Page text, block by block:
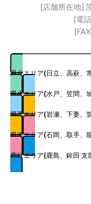
[店舗所在地]
[電
県北エリア(日立、高萩、
県央エリア(水戸、笠間、
県西エリア(岩瀬、下妻、
県南エリア(石岡、取手、
鹿行エリア(鹿島、鉾田 支